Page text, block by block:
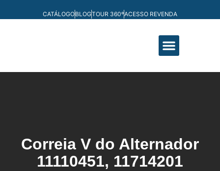
CATÁLOGOBLOGTOUR 360ºACESSO REVENDA
Correia V do Alternador
11110451, 11714201